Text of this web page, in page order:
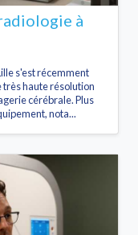
à
s'est récemment
très haute résolution
cérébrale. Plus
nota...